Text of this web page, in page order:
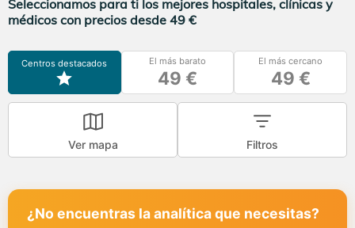
Seleccionamos para ti los mejores hospitales, clínicas y
médicos con precios desde 49 €
Centros destacados El más barato
49 €
El más cercano
49 €
Ver mapa Filtros
¿No encuentras la analítica que necesitas?